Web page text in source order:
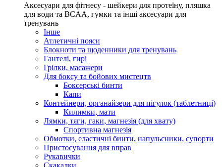
Аксесуари для фітнесу - шейкери для протеїну, пляшка
для води та BCAA, гумки та інші аксесуари для
тренувань
Інше
Атлетичні пояси
Блокноти та щоденники для тренувань
Гантелі, гирі
Грілки, масажери
Для боксу та бойових мистецтв
Боксерські бинти
Капи
Контейнери, органайзери для пігулок (таблетниці)
Килимки, мати
Лямки, тяги, гаки, магнезія (для хвату)
Спортивна магнезія
Обмотки, еластичні бинти, напульсники, супорти
Пристосування для вправ
Рукавички
Скакалки